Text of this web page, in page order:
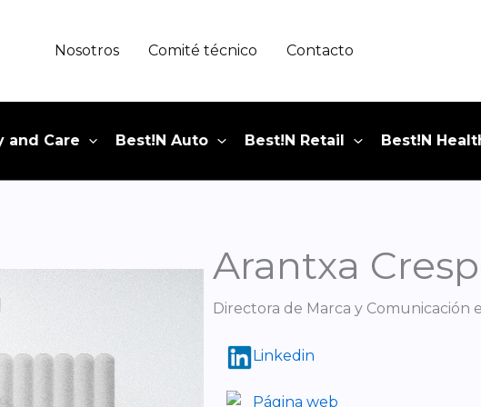
Nosotros Comité técnico Contacto
and Care Best!N Auto Best!N Retail Best!N
Arantxa
Directora de Marca y Comunicación
Linkedin
Página web